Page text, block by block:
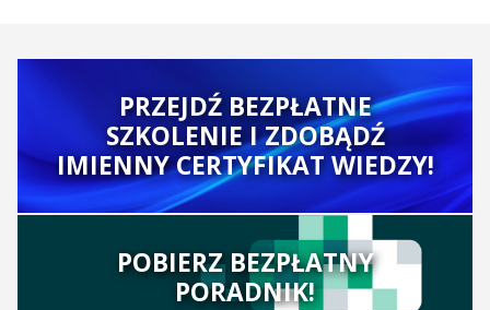
PRZEJDŹ BEZPŁATNE
SZKOLENIE I ZDOBĄDŹ
IMIENNY CERTYFIKAT WIEDZY!
POBIERZ BEZPŁATNY
PORADNIK!